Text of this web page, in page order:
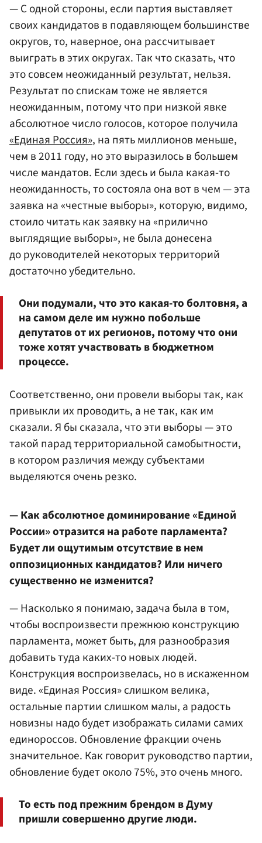
— С одной стороны, если партия выставляет
своих кандидатов в подавляющем большинстве
округов, то, наверное, она рассчитывает
выиграть в этих округах. Так что сказать, что
это совсем неожиданный результат, нельзя.
Результат по спискам тоже не является
неожиданным, потому что при низкой явке
абсолютное число голосов, которое получила
«Единая Россия», на пять миллионов меньше,
чем в 2011 году, но это выразилось в большем
числе мандатов. Если здесь и была какая-то
неожиданность, то состояла она вот в чем — эта
заявка на «честные выборы», которую, видимо,
стоило читать как заявку на «прилично
выглядящие выборы», не была донесена
до руководителей некоторых территорий
достаточно убедительно.
Они подумали, что это какая-то болтовня, а
на самом деле им нужно побольше
депутатов от их регионов, потому что они
тоже хотят участвовать в бюджетном
процессе.
Соответственно, они провели выборы так, как
привыкли их проводить, а не так, как им
сказали. Я бы сказала, что эти выборы — это
такой парад территориальной самобытности,
в котором различия между субъектами
выделяются очень резко.
— Как абсолютное доминирование «Единой
России» отразится на работе парламента?
Будет ли ощутимым отсутствие в нем
оппозиционных кандидатов? Или ничего
существенно не изменится?
— Насколько я понимаю, задача была в том,
чтобы воспроизвести прежнюю конструкцию
парламента, может быть, для разнообразия
добавить туда каких-то новых людей.
Конструкция воспроизвелась, но в искаженном
виде.«Единая Россия» слишком велика,
остальные партии слишком малы, а радость
новизны надо будет изображать силами самих
единороссов. Обновление фракции очень
значительное. Как говорит руководство партии,
обновление будет около 75%, это очень много.
То есть под прежним брендом в Думу
пришли совершенно другие люди.